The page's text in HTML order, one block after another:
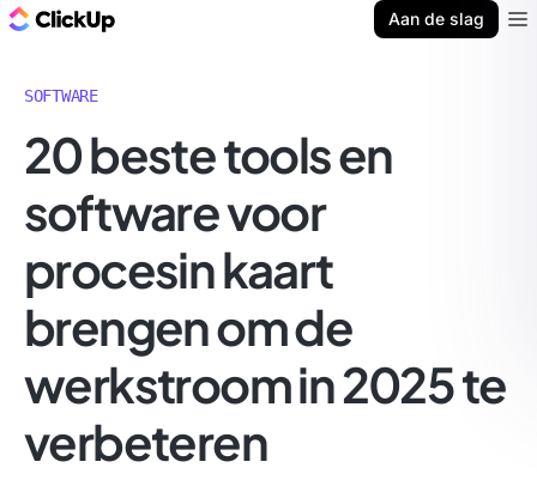
Aan de slag
SOFTWARE
20 beste tools en
software voor
procesin kaart
brengen om de
werkstroom in 2025 te
verbeteren